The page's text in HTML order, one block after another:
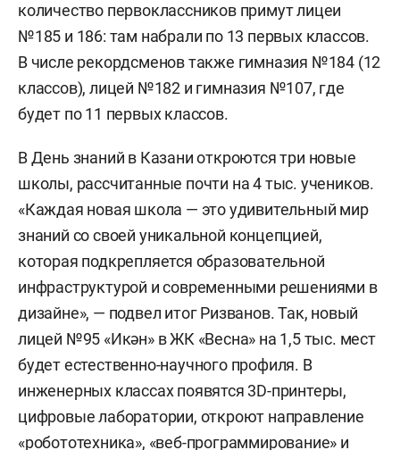
количество первоклассников примут лицеи
№185 и 186: там набрали по 13 первых классов.
В числе рекордсменов также гимназия №184 (12
классов), лицей №182 и гимназия №107, где
будет по 11 первых классов.
В День знаний в Казани откроются три новые
школы, рассчитанные почти на 4 тыс. учеников.
«Каждая новая школа — это удивительный мир
знаний со своей уникальной концепцией,
которая подкрепляется образовательной
инфраструктурой и современными решениями в
дизайне», — подвел итог Ризванов. Так, новый
лицей №95 «Икән» в ЖК «Весна» на 1,5 тыс. мест
будет естественно-научного профиля. В
инженерных классах появятся 3D-принтеры,
цифровые лаборатории, откроют направление
«робототехника», «веб-программирование» и